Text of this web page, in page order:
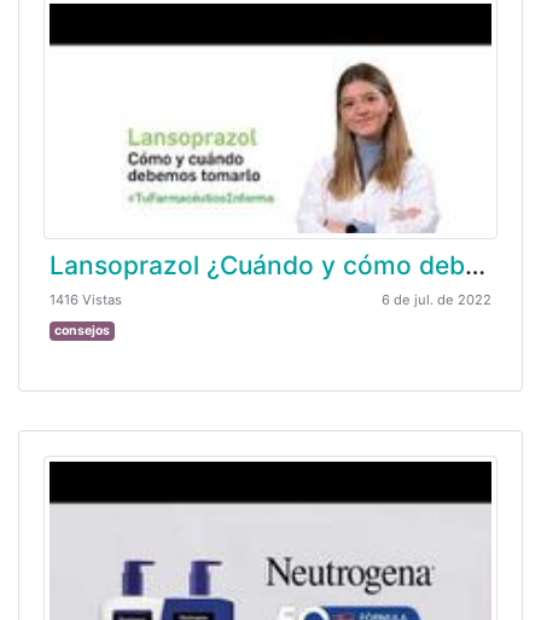
Lansoprazol ¿Cuándo y cómo debemos tomar este medicamento?
1416 Vistas 6 de jul. de 2022
consejos